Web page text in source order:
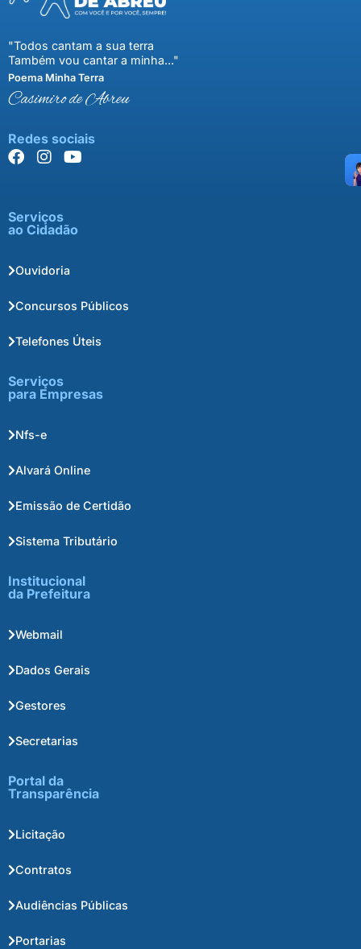
"Todos cantam a sua terra
Também vou cantar a minha..."
Poema Minha Terra
Casimiro de Abreu
Redes sociais
Serviços
ao Cidadão
Ouvidoria
Concursos Públicos
Telefones Úteis
Serviços
para Empresas
Nfs-e
Alvará Online
Emissão de Certidão
Sistema Tributário
Institucional
da Prefeitura
Webmail
Dados Gerais
Gestores
Secretarias
Portal da
Transparência
Licitação
Contratos
Audiências Públicas
Portarias